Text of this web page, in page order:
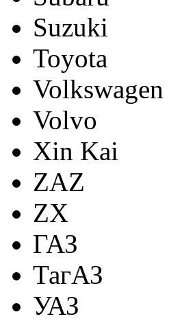
Suzuki
Toyota
Volkswagen
Volvo
Xin Kai
ZAZ
ZX
ГАЗ
ТагАЗ
УАЗ